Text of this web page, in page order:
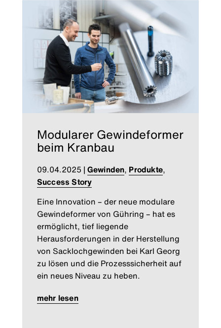
Modularer Gewindeformer
beim Kranbau
09.04.2025 | Gewinden, Produkte,
Success Story
Eine Innovation – der neue modulare
Gewindeformer von Gühring – hat es
ermöglicht, tief liegende
Herausforderungen in der Herstellung
von Sacklochgewinden bei Karl Georg
zu lösen und die Prozesssicherheit auf
ein neues Niveau zu heben.
mehr lesen